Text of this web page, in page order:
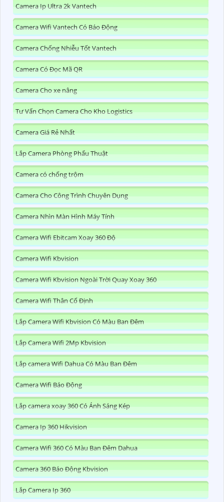
Camera Ip Ultra 2k Vantech
Camera Wifi Vantech Có Báo Động
Camera Chống Nhiễu Tốt Vantech
Camera Có Đọc Mã QR
Camera Cho xe nâng
Tư Vấn Chọn Camera Cho Kho Logistics
Camera Giá Rẻ Nhất
Lắp Camera Phòng Phẩu Thuật
Camera có chống trộm
Camera Cho Công Trình Chuyên Dụng
Camera Nhìn Màn Hình Máy Tính
Camera Wifi Ebitcam Xoay 360 Độ
Camera Wifi Kbvision
Camera Wifi Kbvision Ngoài Trời Quay Xoay 360
Camera Wifi Thân Cố Định
Lắp Camera Wifi Kbvision Có Màu Ban Đêm
Lắp Camera Wifi 2Mp Kbvision
Lắp camera Wifi Dahua Có Màu Ban Đêm
Camera Wifi Báo Động
Lắp camera xoay 360 Có Ánh Sáng Kép
Camera Ip 360 Hikvision
Camera Wifi 360 Có Màu Ban Đêm Dahua
Camera 360 Báo Động Kbvision
Lắp Camera Ip 360